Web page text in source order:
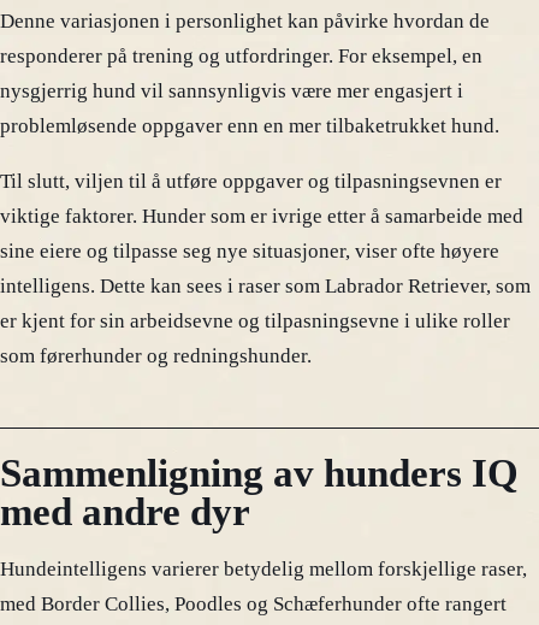
Denne variasjonen i personlighet kan påvirke hvordan de
responderer på trening og utfordringer. For eksempel, en
nysgjerrig hund vil sannsynligvis være mer engasjert i
problemløsende oppgaver enn en mer tilbaketrukket hund.
Til slutt, viljen til å utføre oppgaver og tilpasningsevnen er
viktige faktorer. Hunder som er ivrige etter å samarbeide med
sine eiere og tilpasse seg nye situasjoner, viser ofte høyere
intelligens. Dette kan sees i raser som Labrador Retriever, som
er kjent for sin arbeidsevne og tilpasningsevne i ulike roller
som førerhunder og redningshunder.
Sammenligning av hunders IQ
med andre dyr
Hundeintelligens varierer betydelig mellom forskjellige raser,
med Border Collies, Poodles og Schæferhunder ofte rangert